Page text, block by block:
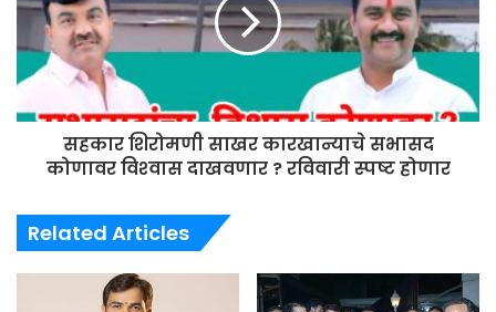
सहकार शिरोमणी साखर कारखान्याचे सभासद
कोणावर विश्‍वास दाखवणार ? रविवारी स्पष्ट होणार
Related Articles